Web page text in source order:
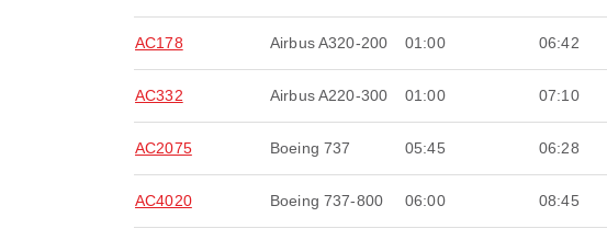
AC178 Airbus A320-200 01:00 06:42
AC332 Airbus A220-300 01:00 07:10
AC2075 Boeing 737 05:45 06:28
AC4020 Boeing 737-800 06:00 08:45